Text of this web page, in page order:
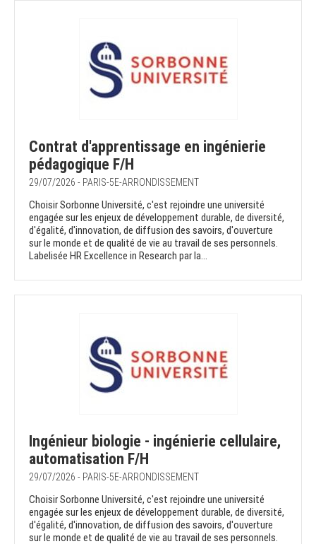
Contrat d'apprentissage en ingénierie
pédagogique F/H
29/07/2026 - PARIS-5E-ARRONDISSEMENT
Choisir Sorbonne Université, c'est rejoindre une université
engagée sur les enjeux de développement durable, de diversité,
d'égalité, d'innovation, de diffusion des savoirs, d'ouverture
sur le monde et de qualité de vie au travail de ses personnels.
Labelisée HR Excellence in Research par la...
Ingénieur biologie - ingénierie cellulaire,
automatisation F/H
29/07/2026 - PARIS-5E-ARRONDISSEMENT
Choisir Sorbonne Université, c'est rejoindre une université
engagée sur les enjeux de développement durable, de diversité,
d'égalité, d'innovation, de diffusion des savoirs, d'ouverture
sur le monde et de qualité de vie au travail de ses personnels.